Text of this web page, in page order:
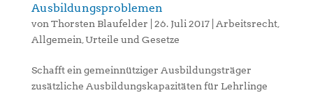
Ausbildungsproblemen
von Thorsten Blaufelder 26. Juli 2017| Arbeitsrecht,
Allgemein Urteile und Gesetze
Schafft ein gemeinnütziger Ausbildungsträger
zusätzliche Ausbildungskapazitäten für Lehrlinge